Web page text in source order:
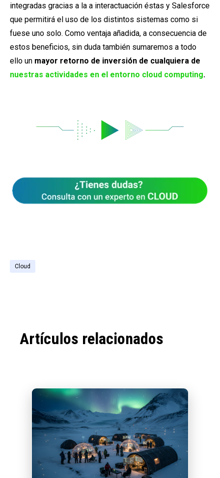
integradas gracias a la a interactuación éstas y Salesforce
que permitirá el uso de los distintos sistemas como si
fuese uno solo. Como ventaja añadida, a consecuencia de
estos beneficios, sin duda también sumaremos a todo
ello un mayor retorno de inversión de cualquiera de
nuestras actividades en el entorno cloud computing.
Cloud
Artículos relacionados